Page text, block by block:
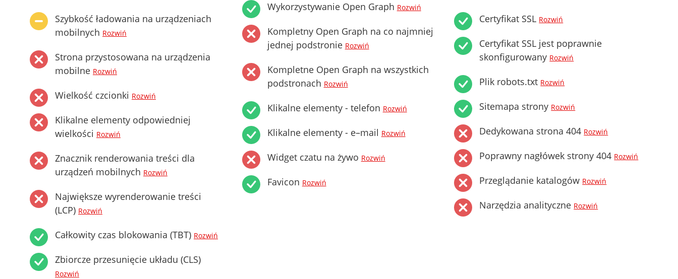
Szybkość ładowania na urządzeniach
mobilnych Rozwiń
Strona przystosowana na urządzenia
mobilne Rozwiń
Wielkość czcionki Rozwiń
Klikalne elementy odpowiedniej
wielkości Rozwiń
Znacznik renderowania treści dla
urządzeń mobilnych Rozwiń
Największe wyrenderowanie treści
(LCP) Rozwiń
Całkowity czas blokowania (TBT) Rozwiń
Zbiorcze przesunięcie układu (CLS)
Rozwiń
Wykorzystywanie Open Graph Rozwiń
Kompletny Open Graph na co najmniej
jednej podstronie Rozwiń
Kompletne Open Graph na wszystkich
podstronach Rozwiń
Klikalne elementy - telefon Rozwiń
Klikalne elementy - e–mail Rozwiń
Widget czatu na żywo Rozwiń
Favicon Rozwiń
Certyfikat SSL Rozwiń
Certyfikat SSL jest poprawnie
skonfigurowany Rozwiń
Plik robots.txt Rozwiń
Sitemapa strony Rozwiń
Dedykowana strona 404 Rozwiń
Poprawny nagłówek strony 404 Rozwiń
Przeglądanie katalogów Rozwiń
Narzędzia analityczne Rozwiń